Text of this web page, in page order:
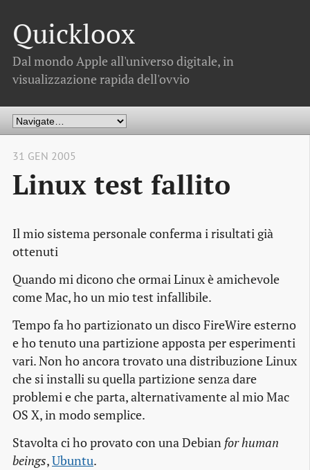
Quickloox
Dal mondo Apple all'universo digitale, in
visualizzazione rapida dell'ovvio
31 GEN 2005
Linux test fallito
Il mio sistema personale conferma i risultati già
ottenuti
Quando mi dicono che ormai Linux è amichevole
come Mac, ho un mio test infallibile.
Tempo fa ho partizionato un disco FireWire esterno
e ho tenuto una partizione apposta per esperimenti
vari. Non ho ancora trovato una distribuzione Linux
che si installi su quella partizione senza dare
problemi e che parta, alternativamente al mio Mac
OS X, in modo semplice.
Stavolta ci ho provato con una Debian for human
beings,Ubuntu.